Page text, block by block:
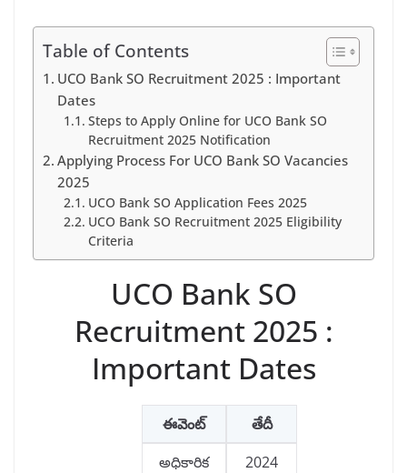
Table of Contents
UCO Bank SO Recruitment 2025 : Important
Dates
Steps to Apply Online for UCO Bank SO
Recruitment 2025 Notification
Applying Process For UCO Bank SO Vacancies
2025
UCO Bank SO Application Fees 2025
UCO Bank SO Recruitment 2025 Eligibility
Criteria
UCO Bank SO
Recruitment 2025 :
Important Dates
ఈవెంట్
తేదీ
అధికారిక
2024